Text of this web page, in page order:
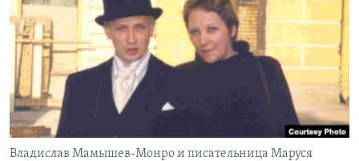
ПОДПИШИТЕСЬ НА РАССЫЛКУ
СОЦИАЛЬНЫЕ СЕТИ
Владислав Мамышев-Монро и писательница Маруся